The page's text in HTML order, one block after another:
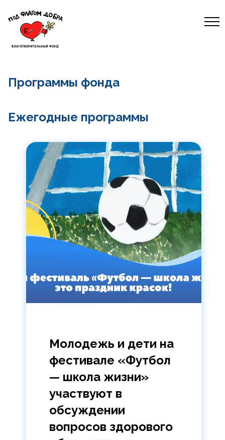
Программы фонда
Ежегодные программы
Молодежь и дети на
фестивале «Футбол
— школа жизни»
участвуют в
обсуждении
вопросов здорового